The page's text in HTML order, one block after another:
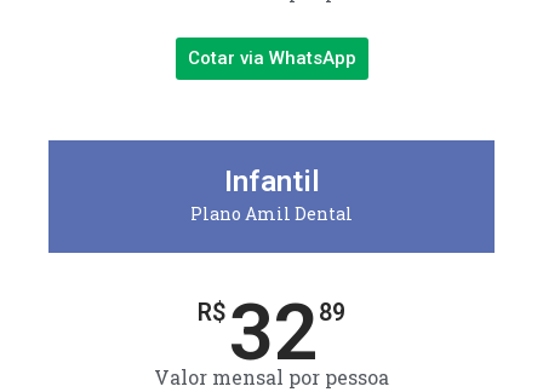
Cotar via WhatsApp
Infantil
Plano Amil Dental
R$ 3289
Valor mensal por pessoa